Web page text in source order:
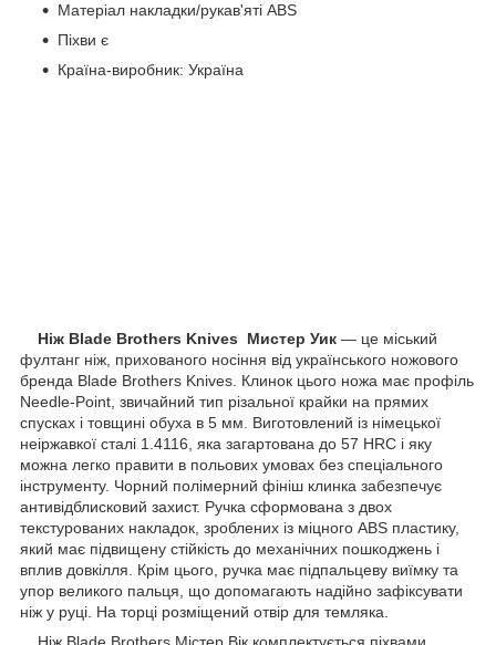
Матеріал накладки/рукав'яті ABS
Піхви є
Країна-виробник: Україна
Ніж Blade Brothers Knives Мистер Уик — це міський
фултанг ніж, прихованого носіння від українського ножового
бренда Blade Brothers Knives. Клинок цього ножа має профіль
Needle-Point, звичайний тип різальної крайки на прямих
спусках і товщині обуха в 5 мм. Виготовлений із німецької
неіржавкої сталі 1.4116, яка загартована до 57 HRC і яку
можна легко правити в польових умовах без спеціального
інструменту. Чорний полімерний фініш клинка забезпечує
антивідблисковий захист. Ручка сформована з двох
текстурованих накладок, зроблених із міцного ABS пластику,
який має підвищену стійкість до механічних пошкоджень і
вплив довкілля. Крім цього, ручка має підпальцеву виїмку та
упор великого пальця, що допомагають надійно зафіксувати
ніж у руці. На торці розміщений отвір для темляка.